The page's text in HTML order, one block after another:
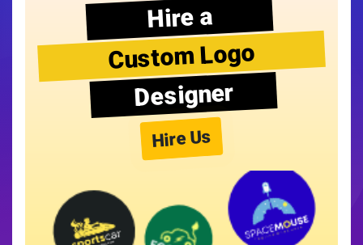
Hire a
Custom Logo
Designer
Hire Us